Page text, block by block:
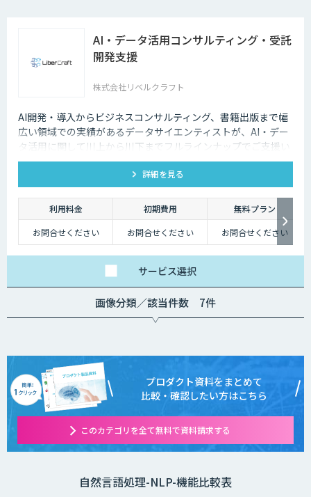
AI・データ活用コンサルティング・受託
開発支援
株式会社リベルクラフト
AI開発・導入からビジネスコンサルティング、書籍出版まで幅
広い領域での実績があるデータサイエンティストが、AI・デー
タ活用に関して川上から川下までフルラインナップでご支援い
たします。
詳細を見る
利用料金 初期費用
無料プラン
お問合せください
お問合せください お問合せください
サービス選択
画像分類／該当件数 7件
プロダクト資料をまとめて
比較・確認したい方はこちら
このカテゴリを全て無料で資料請求する
自然言語処理-NLP-機能比較表